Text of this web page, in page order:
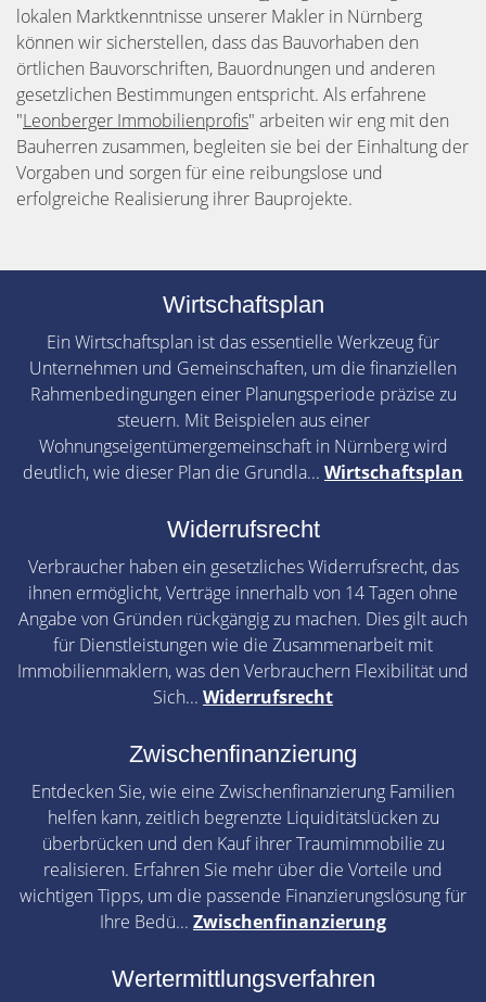
lokalen Marktkenntnisse unserer Makler in Nürnberg
können wir sicherstellen, dass das Bauvorhaben den
örtlichen Bauvorschriften, Bauordnungen und anderen
gesetzlichen Bestimmungen entspricht. Als erfahrene
"Leonberger Immobilienprofis" arbeiten wir eng mit den
Bauherren zusammen, begleiten sie bei der Einhaltung der
Vorgaben und sorgen für eine reibungslose und
erfolgreiche Realisierung ihrer Bauprojekte.
Wirtschaftsplan
Ein Wirtschaftsplan ist das essentielle Werkzeug für
Unternehmen und Gemeinschaften, um die finanziellen
Rahmenbedingungen einer Planungsperiode präzise zu
steuern. Mit Beispielen aus einer
Wohnungseigentümergemeinschaft in Nürnberg wird
deutlich, wie dieser Plan die Grundla... Wirtschaftsplan
Widerrufsrecht
Verbraucher haben ein gesetzliches Widerrufsrecht, das
ihnen ermöglicht, Verträge innerhalb von 14 Tagen ohne
Angabe von Gründen rückgängig zu machen. Dies gilt auch
für Dienstleistungen wie die Zusammenarbeit mit
Immobilienmaklern, was den Verbrauchern Flexibilität und
Sich... Widerrufsrecht
Zwischenfinanzierung
Entdecken Sie, wie eine Zwischenfinanzierung Familien
helfen kann, zeitlich begrenzte Liquiditätslücken zu
überbrücken und den Kauf ihrer Traumimmobilie zu
realisieren. Erfahren Sie mehr über die Vorteile und
wichtigen Tipps, um die passende Finanzierungslösung für
Ihre Bedü... Zwischenfinanzierung
Wertermittlungsverfahren